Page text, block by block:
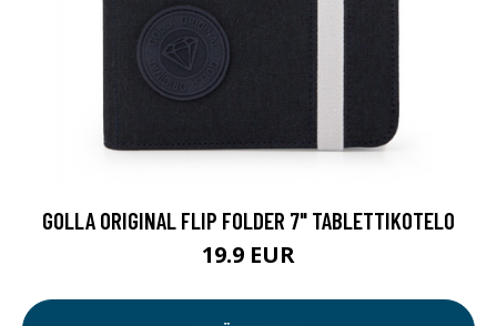
GOLLA ORIGINAL FLIP FOLDER 7" TABLETTIKOTELO
19.9 EUR